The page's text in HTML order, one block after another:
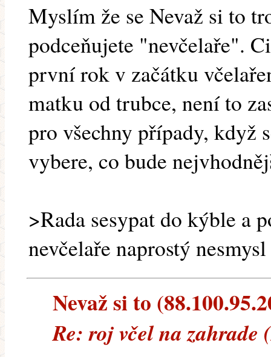
Myslím že se Nevaž si to
podceňujete "nevčelaře".
první rok v začátku
matku od trubce, není to
pro všechny případy, když
vybere, co bude
>Rada sesypat do kýble a
nevčelaře naprostý nesmysl
Nevaž si to
Re: roj včel na zahrade